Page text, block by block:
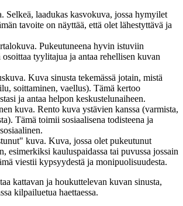
Selkeä, laadukas kasvokuva, jossa hymyilet
tavoite on näyttää, että olet lähestyttävä ja
Pukeutuneena hyvin istuviin
tyylitajua ja antaa rehellisen kuvan
Kuva sinusta tekemässä jotain, mistä
soittaminen, vaellus). Tämä kertoo
ja antaa helpon keskustelunaiheen.
kuva. Rento kuva ystävien kanssa (varmista,
Tämä toimii sosiaalisena todisteena ja
kuva. Kuva, jossa olet pukeutunut
esimerkiksi kauluspaidassa tai puvussa jossain
viestii kypsyydestä ja monipuolisuudesta.
kattavan ja houkuttelevan kuvan sinusta,
kilpailuetua haettaessa.